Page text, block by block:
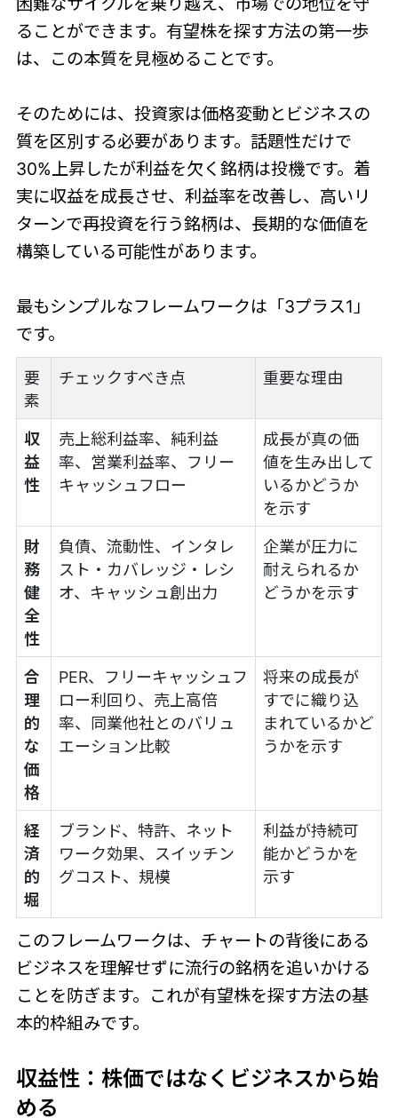
ることができます。有望株を探す方法の第一歩
は、この本質を見極めることです。
そのためには、投資家は価格変動とビジネスの
質を区別する必要があります。話題性だけで
30%上昇したが利益を欠く銘柄は投機です。着
実に収益を成長させ、利益率を改善し、高いリ
ターンで再投資を行う銘柄は、長期的な価値を
構築している可能性があります。
最もシンプルなフレームワークは「3プラス1」
です。
要
素
チェックすべき点 重要な理由
収
益
性
売上総利益率、純利益
率、営業利益率、フリー
キャッシュフロー
成長が真の価
値を生み出して
いるかどうか
を示す
財
務
健
全
性
負債、流動性、インタレ
スト・カバレッジ・レシ
オ、キャッシュ創出力
企業が圧力に
耐えられるか
どうかを示す
合
理
的
な
価
格
PER、フリーキャッシュフ
ロー利回り、売上高倍
率、同業他社とのバリュ
エーション比較
将来の成長が
すでに織り込
まれているかど
うかを示す
経
済
的
堀
ブランド、特許、ネット
ワーク効果、スイッチン
グコスト、規模
利益が持続可
能かどうかを
示す
このフレームワークは、チャートの背後にある
ビジネスを理解せずに流行の銘柄を追いかける
ことを防ぎます。これが有望株を探す方法の基
本的枠組みです。
収益性：株価ではなくビジネスから始
める